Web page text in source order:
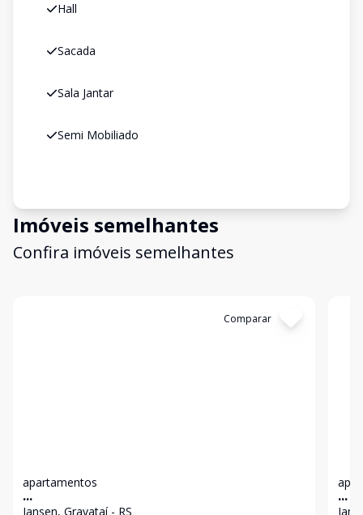
Hall
Sacada
Sala Jantar
Semi Mobiliado
Imóveis semelhantes
Confira imóveis semelhantes
Comparar
apartamentos
...
Jansen, Gravataí - RS
...